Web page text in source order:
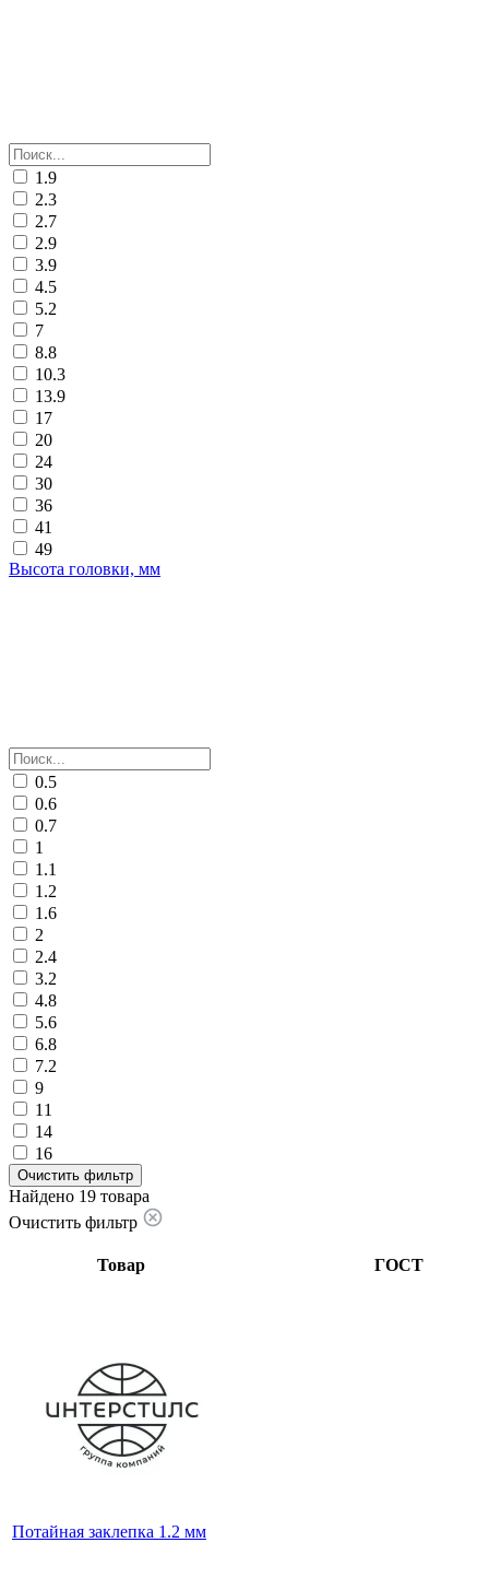
1.9
2.3
2.7
2.9
3.9
4.5
5.2
7
8.8
10.3
13.9
17
20
24
30
36
41
49
Высота головки, мм
0.5
0.6
0.7
1
1.1
1.2
1.6
2
2.4
3.2
4.8
5.6
6.8
7.2
9
11
14
16
Очистить фильтр
Найдено 19 товара
Очистить фильтр
Товар ГОСТ
Потайная заклепка 1.2 мм